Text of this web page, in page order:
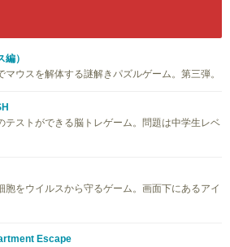
）
マウスを解体する謎解きパズルゲーム。第三弾。
テストができる脳トレゲーム。問題は中学生レベ
胞をウイルスから守るゲーム。画面下にあるアイ
Escape